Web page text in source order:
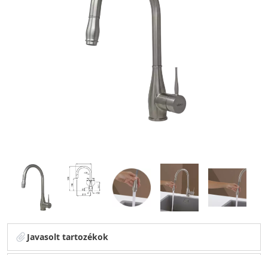
Javasolt tartozékok